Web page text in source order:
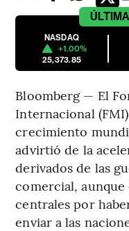
NASDAQ
+1.00%
25,373.85
Bloomberg — El
Internacional
crecimiento
advirtió de la
derivados de las
comercial,
centrales por
enviar a las